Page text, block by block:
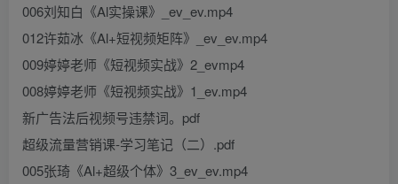
006刘知白《Al实操课》_ev_ev.mp4
012许茹冰《Al+短视频矩阵》_ev_ev.mp4
009婷婷老师《短视频实战》2_evmp4
008婷婷老师《短视频实战》1_ev.mp4
新广告法后视频号违禁词。pdf
超级流量营销课-学习笔记（二）.pdf
005张琦《Al+超级个体》3_ev_ev.mp4